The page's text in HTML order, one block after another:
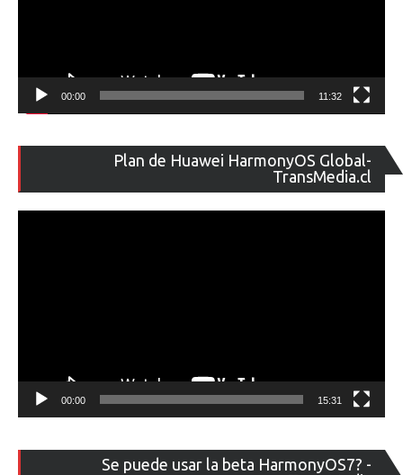
00:00 11:32
Plan de Huawei HarmonyOS Global-
TransMedia.cl
de
00:00 15:31
Se puede usar la beta HarmonyOS7? -